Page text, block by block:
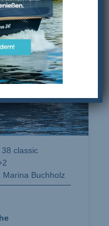
classic
Marina Buchholz